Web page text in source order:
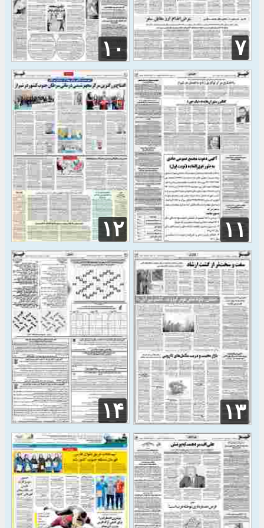
۷ ۱۰
۱۱ ۱۲
۱۳ ۱۴